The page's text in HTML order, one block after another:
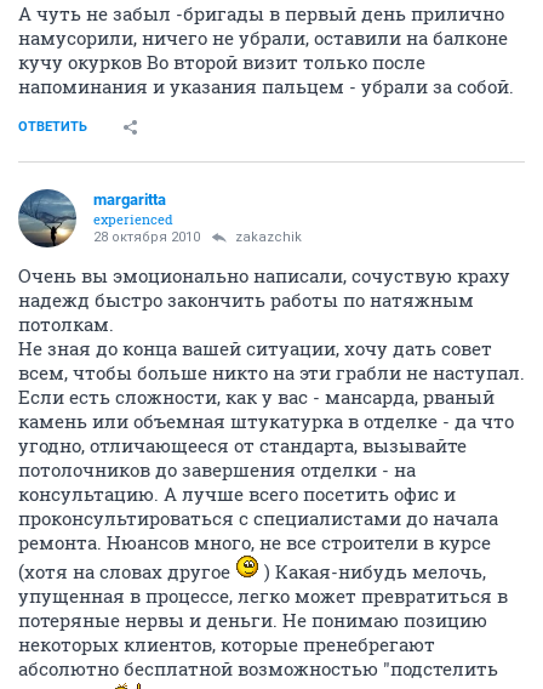
А чуть не забыл -бригады в первый день прилично
намусорили, ничего не убрали, оставили на балконе
кучу окурков Во второй визит только после
напоминания и указания пальцем - убрали за собой.
ОТВЕТИТЬ
margaritta
experienced
28 октября 2010 zakazchik
Очень вы эмоционально написали, сочуствую краху
надежд быстро закончить работы по натяжным
потолкам.
Не зная до конца вашей ситуации, хочу дать совет
всем, чтобы больше никто на эти грабли не наступал.
Если есть сложности, как у вас - мансарда, рваный
камень или объемная штукатурка в отделке - да что
угодно, отличающееся от стандарта, вызывайте
потолочников до завершения отделки - на
консультацию. А лучше всего посетить офис и
проконсультироваться с специалистами до начала
ремонта. Нюансов много, не все строители в курсе
(хотя на словах другое
) Какая-нибудь мелочь,
упущенная в процессе, легко может превратиться в
потеряные нервы и деньги. Не понимаю позицию
некоторых клиентов, которые пренебрегают
абсолютно бесплатной возможностью "подстелить